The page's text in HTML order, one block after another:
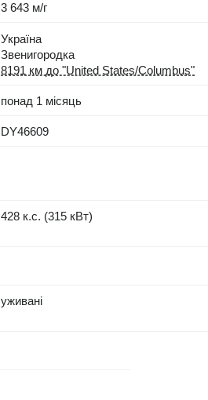
3 643 м/г
Україна
Звенигородка
8191 км до "United States/Columbus"
понад 1 місяць
DY46609
428 к.с. (315 кВт)
уживані